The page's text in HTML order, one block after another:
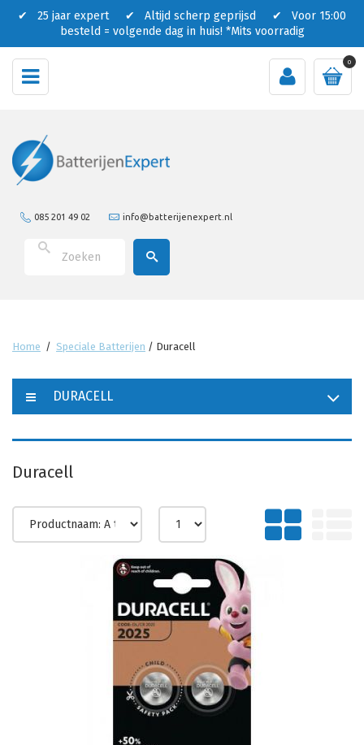
✔ 25 jaar expert ✔ Altijd scherp geprijsd ✔ Voor 15:00
besteld = volgende dag in huis! *Mits voorradig
0
085 201 49 02 info@batterijenexpert.nl
Home / Speciale Batterijen / Duracell
DURACELL
Duracell